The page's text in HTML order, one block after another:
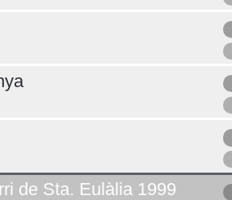
de Sta. Eulàlia 1999